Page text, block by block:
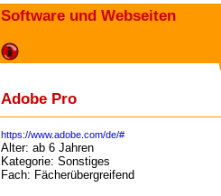
Software und Webseiten
Adobe Pro
https://www.adobe.com/de/#
Alter: ab 6 Jahren
Kategorie: Sonstiges
Fach: Fächerübergreifend